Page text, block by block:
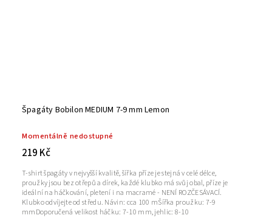
Špagáty Bobilon MEDIUM 7-9 mm Lemon
Momentálně nedostupné
219 Kč
T-shirt špagáty v nejvyšší kvalitě, šířka příze je stejná v celé délce,
proužky jsou bez otřepů a dírek, každé klubko má svůj obal, příze je
ideální na háčkování, pletení i na macramé - NENÍ ROZČESÁVACÍ.
Klubko odvíjejte od středu. Návin: cca 100 mŠířka proužku: 7-9
mmDoporučená velikost háčku: 7-10 mm, jehlic: 8-10